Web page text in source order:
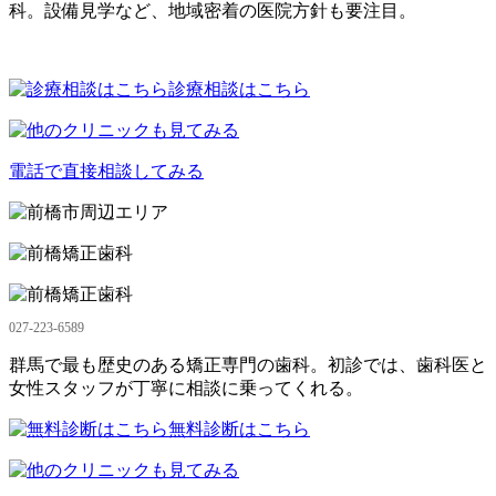
科。設備見学など、地域密着の医院方針も要注目。
診療相談はこちら
電話で直接相談してみる
027-223-6589
群馬で最も歴史のある矯正専門の歯科。初診では、歯科医と
女性スタッフが丁寧に相談に乗ってくれる。
無料診断はこちら